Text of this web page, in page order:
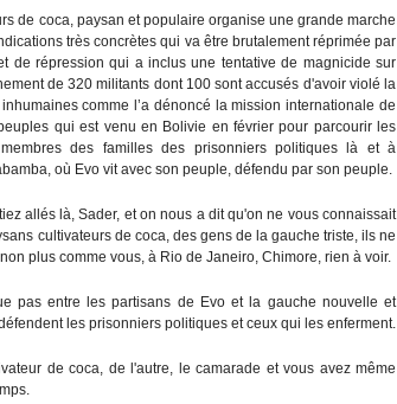
de coca, paysan et populaire organise une grande marche
très concrètes qui va être brutalement réprimée par
de répression qui a inclus une tentative de magnicide sur
de 320 militants dont 100 sont accusés d'avoir violé la
comme l’a dénoncé la mission internationale de
qui est venu en Bolivie en février pour parcourir les
des familles des prisonniers politiques là et à
où Evo vit avec son peuple, défendu par son peuple.
allés là, Sader, et on nous a dit qu'on ne vous connaissait
cultivateurs de coca, des gens de la gauche triste, ils ne
plus comme vous, à Rio de Janeiro, Chimore, rien à voir.
pas entre les partisans de Evo et la gauche nouvelle et
les prisonniers politiques et ceux qui les enferment.
de coca, de l'autre, le camarade et vous avez même